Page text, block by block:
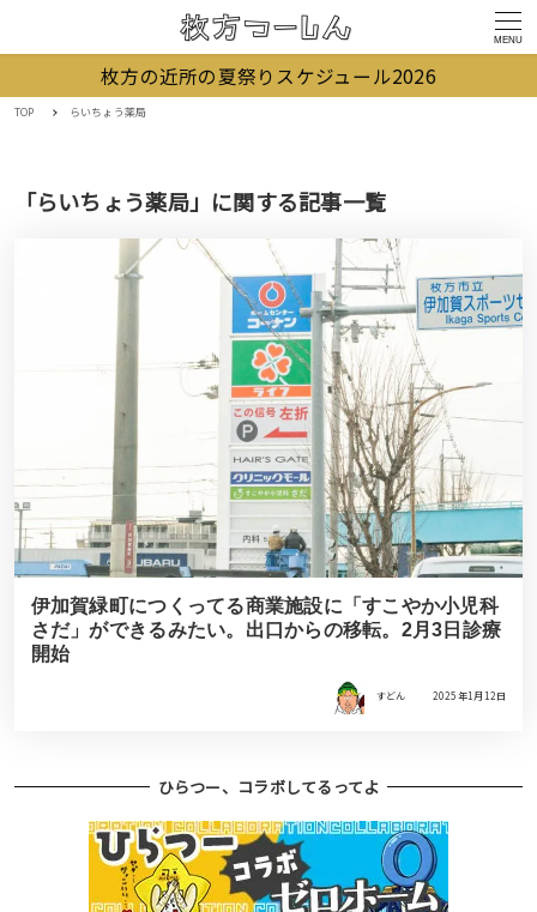
MENU
枚方の近所の夏祭りスケジュール2026
TOP らいちょう薬局
「らいちょう薬局」に関する記事一覧
伊加賀緑町につくってる商業施設に「すこやか小児科
さだ」ができるみたい。出口からの移転。2月3日診療
開始
すどん 2025年1月12日
ひらつー、コラボしてるってよ